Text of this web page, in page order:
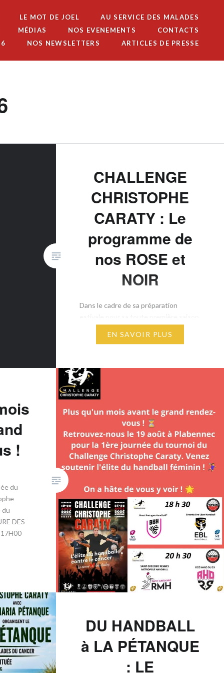
LE MOT DE JOEL
AU SERVICE DES MALADES
MÉDIAS NOS EVENEMENTS
CONTACTS
NOS NEWSLETTERS ARTICLES DE PRESSE
CHALLENGE
CHRISTOPHE
CARATY : Le
programme de
nos ROSE et
NOIR
​Dans le cadre de sa préparation
estivale pour sa toute première saison
19 et 20 août au Challenge
l’élite du handball se mobilise contre le
cancer ! ARTICLE OUEST FRANCE ​
MERCREDI 19 AOÛT — PLABENNEC ​
…
EN SAVOIR PLUS
!
du
du
DES
DU HANDBALL
à LA PÉTANQUE
: LE